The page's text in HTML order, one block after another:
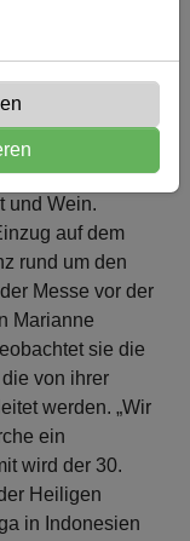
und Wein.
auf dem
rund um den
Messe vor der
Marianne
sie die
von ihrer
werden. „Wir
ein
wird der 30.
Heiligen
in Indonesien